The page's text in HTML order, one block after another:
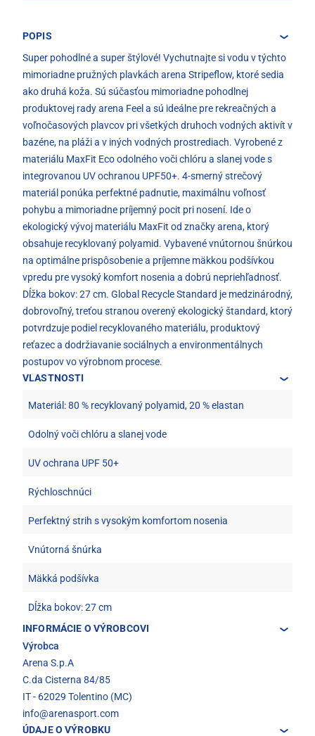
POPIS
Super pohodlné a super štýlové! Vychutnajte si vodu v týchto
mimoriadne pružných plavkách arena Stripeflow, ktoré sedia
ako druhá koža. Sú súčasťou mimoriadne pohodlnej
produktovej rady arena Feel a sú ideálne pre rekreačných a
voľnočasových plavcov pri všetkých druhoch vodných aktivít v
bazéne, na pláži a v iných vodných prostrediach. Vyrobené z
materiálu MaxFit Eco odolného voči chlóru a slanej vode s
integrovanou UV ochranou UPF50+. 4-smerný strečový
materiál ponúka perfektné padnutie, maximálnu voľnosť
pohybu a mimoriadne príjemný pocit pri nosení. Ide o
ekologický vývoj materiálu MaxFit od značky arena, ktorý
obsahuje recyklovaný polyamid. Vybavené vnútornou šnúrkou
na optimálne prispôsobenie a príjemne mäkkou podšívkou
vpredu pre vysoký komfort nosenia a dobrú nepriehľadnosť.
Dĺžka bokov: 27 cm. Global Recycle Standard je medzinárodný,
dobrovoľný, treťou stranou overený ekologický štandard, ktorý
potvrdzuje podiel recyklovaného materiálu, produktový
reťazec a dodržiavanie sociálnych a environmentálnych
postupov vo výrobnom procese.
VLASTNOSTI
Materiál: 80 % recyklovaný polyamid, 20 % elastan
Odolný voči chlóru a slanej vode
UV ochrana UPF 50+
Rýchloschnúci
Perfektný strih s vysokým komfortom nosenia
Vnútorná šnúrka
Mäkká podšívka
Dĺžka bokov: 27 cm
INFORMÁCIE O VÝROBCOVI
Výrobca
Arena S.p.A
C.da Cisterna 84/85
IT - 62029 Tolentino (MC)
info@arenasport.com
ÚDAJE O VÝROBKU